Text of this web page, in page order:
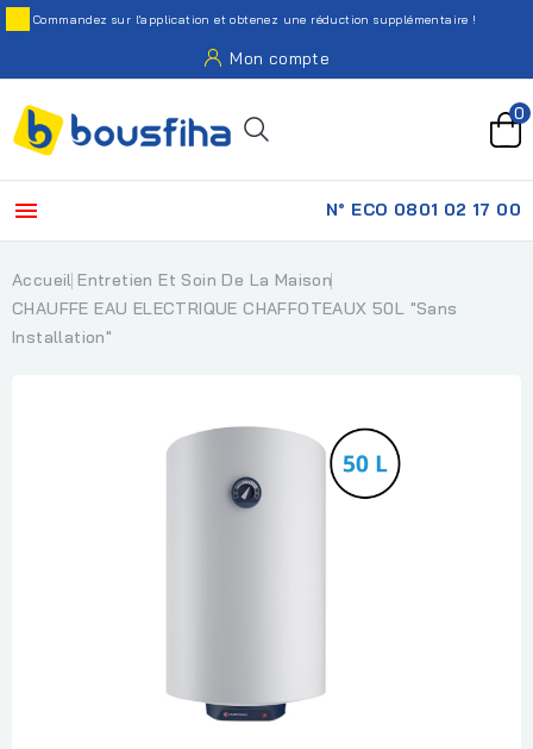
Commandez sur l'application et obtenez une réduction supplémentaire !
Mon compte
0
 N° ECO 0801 02 17 00
Accueil Entretien Et Soin De La Maison
CHAUFFE EAU ELECTRIQUE CHAFFOTEAUX 50L "Sans
Installation"